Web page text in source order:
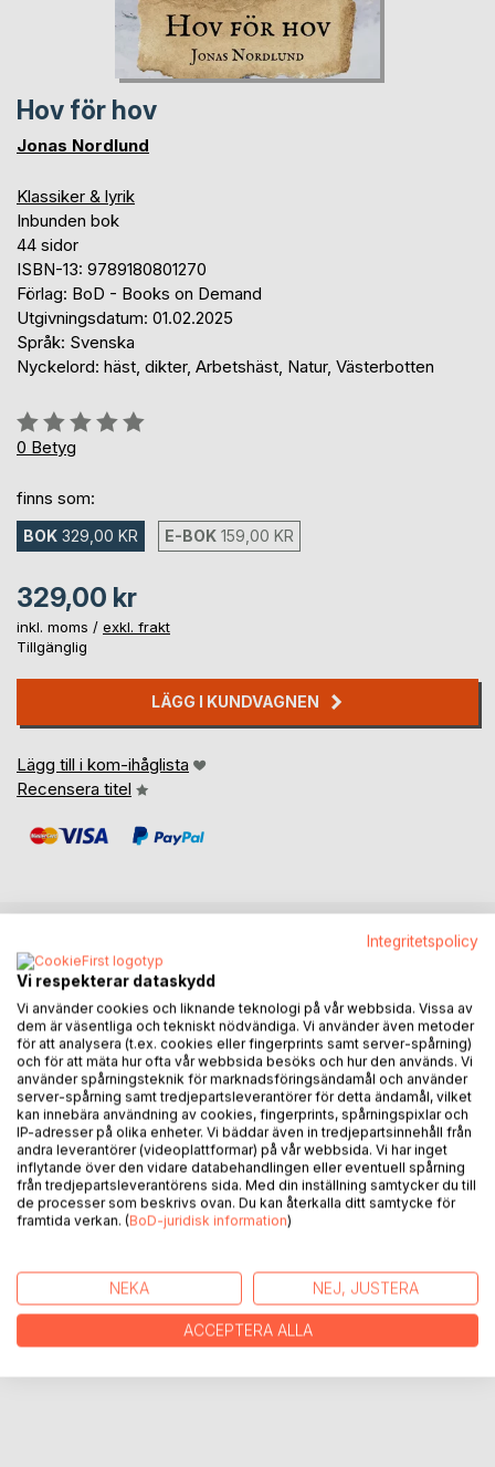
Hov för hov
Jonas Nordlund
Klassiker & lyrik
Inbunden bok
44 sidor
ISBN-13: 9789180801270
Förlag: BoD - Books on Demand
Utgivningsdatum: 01.02.2025
Språk: Svenska
Nyckelord: häst, dikter, Arbetshäst, Natur, Västerbotten
Betyg::
0%
0 Betyg
finns som:
BOK 329,00 KR E-BOK 159,00 KR
329,00 kr
inkl. moms / exkl. frakt
Tillgänglig
LÄGG I KUNDVAGNEN
Lägg till i kom-ihåglista
Recensera titel
BESKRIVNING
Med en poesi sprungen ur både nutid och dåtid får vi följa
med på en resa som skapar både eftertanke och
framtidstro. I dikt och bild beskriver Jonas Nordlund livet
med sina arbetshästar på Backfors Gård i Bjurholm på ett
starkt och träffande sätt. Bilderna är också både vackra
och unika och följer likt dikterna årstiderna under ett år på
gården.
FÖRFATTARE
KOMMENTARER I PRESSEN
RECENSIONER
Integritetspolicy
Vi respekterar dataskydd
Vi använder cookies och liknande teknologi på vår webbsida. Vissa av
dem är väsentliga och tekniskt nödvändiga. Vi använder även metoder
för att analysera (t.ex. cookies eller fingerprints samt server-spårning)
och för att mäta hur ofta vår webbsida besöks och hur den används. Vi
använder spårningsteknik för marknadsföringsändamål och använder
server-spårning samt tredjepartsleverantörer för detta ändamål, vilket
kan innebära användning av cookies, fingerprints, spårningspixlar och
IP-adresser på olika enheter. Vi bäddar även in tredjepartsinnehåll från
andra leverantörer (videoplattformar) på vår webbsida. Vi har inget
inflytande över den vidare databehandlingen eller eventuell spårning
från tredjepartsleverantörens sida. Med din inställning samtycker du till
de processer som beskrivs ovan. Du kan återkalla ditt samtycke för
framtida verkan. (BoD-juridisk information)
NEKA NEJ, JUSTERA
ACCEPTERA ALLA